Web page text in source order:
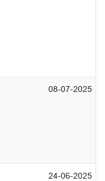
08-07-2025
24-06-2025